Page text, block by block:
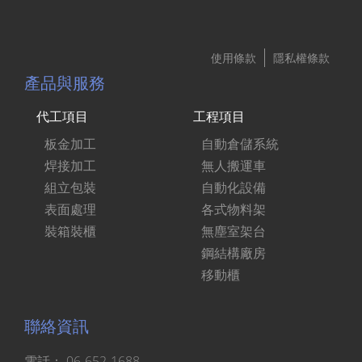
使用條款 隱私權條款
產品與服務
代工項目
板金加工
焊接加工
組立包裝
表面處理
裝箱裝櫃
工程項目
自動倉儲系統
無人搬運車
自動化設備
各式物料架
無塵室架台
鋼結構廠房
移動櫃
聯絡資訊